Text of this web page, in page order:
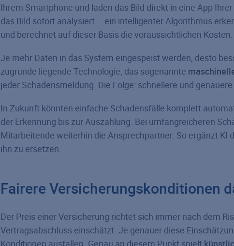
Ihrem Smartphone und laden das Bild direkt in eine App
das Bild sofort analysiert – ein intelligenter Algorithmus
und berechnet auf dieser Basis die voraussichtlichen Kosten.
Je mehr Daten in das System eingespeist werden, desto
zugrunde liegende Technologie, das sogenannte
jeder Schadensmeldung. Die Folge: schnellere und
In Zukunft könnten einfache Schadensfälle komplett
der Erkennung bis zur Auszahlung. Bei umfangreicheren
Mitarbeitende weiterhin die Ansprechpartner. So ergänzt KI
ihn zu ersetzen.
Fairere Versicherungskonditionen
Der Preis einer Versicherung richtet sich immer nach dem
Vertragsabschluss einschätzt. Je genauer diese
Konditionen ausfallen. Genau an diesem Punkt spielt